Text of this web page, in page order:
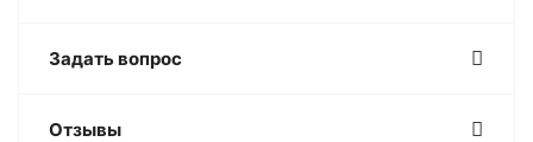
Задать вопрос
Отзывы